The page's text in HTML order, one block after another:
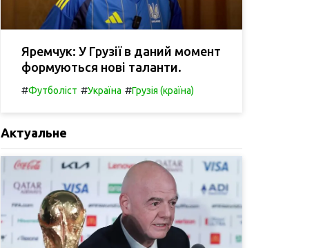
Яремчук: У Грузії в даний момент
формуються нові таланти.
#Футболіст #Україна #Грузія (країна)
Актуальне